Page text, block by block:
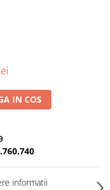
IN COS
informatii